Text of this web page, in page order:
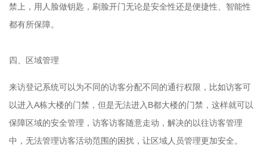
禁上，用人脸做钥匙，刷脸开门无论是安全性还是便捷性、智能性
都有所保障。
四、区域管理
来访登记系统可以为不同的访客分配不同的通行权限，比如访客可
以进入A栋大楼的门禁，但是无法进入B都大楼的门禁，这样就可以
保障区域的安全管理，访客访客随意走动，解决的以往访客管理
中，无法管理访客活动范围的困扰，让区域人员管理更加安全。